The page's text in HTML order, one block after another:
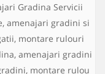
Gradina Servicii
amenajari gradini si
montare rulouri
amenajari gradini
montare rulou